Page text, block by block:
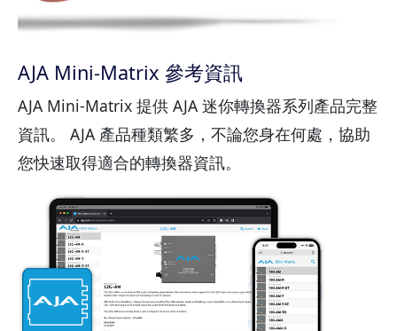
AJA Mini-Matrix 參考資訊
AJA Mini-Matrix 提供 AJA 迷你轉換器系列產品完整
資訊。 AJA 產品種類繁多，不論您身在何處，協助
您快速取得適合的轉換器資訊。